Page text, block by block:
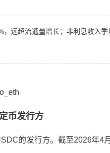
，远超流通量增长；非利息收
币发行方
的发行方。截至2026年4